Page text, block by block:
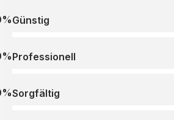
Günstig
Professionell
Sorgfältig